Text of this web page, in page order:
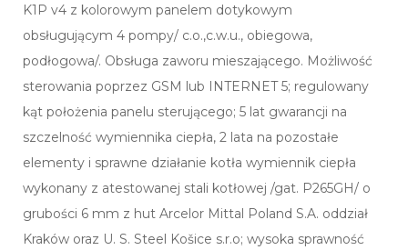
K1P v4 z kolorowym panelem dotykowym
obsługującym 4 pompy/ c.o.,c.w.u., obiegowa,
podłogowa/. Obsługa zaworu mieszającego. Możliwość
sterowania poprzez GSM lub INTERNET 5; regulowany
kąt położenia panelu sterującego; 5 lat gwarancji na
szczelność wymiennika ciepła, 2 lata na pozostałe
elementy i sprawne działanie kotła wymiennik ciepła
wykonany z atestowanej stali kotłowej /gat. P265GH/ o
grubości 6 mm z hut Arcelor Mittal Poland S.A. oddział
Kraków oraz U. S. Steel Košice s.r.o; wysoka sprawność